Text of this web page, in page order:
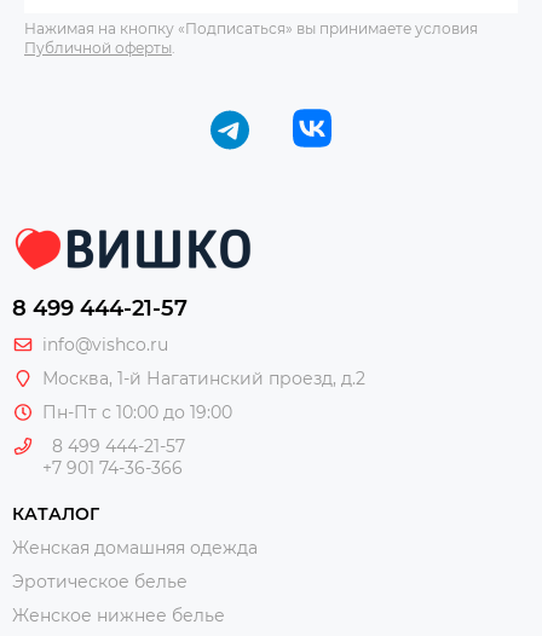
Нажимая на кнопку «Подписаться» вы принимаете условия
Публичной оферты
8 499 444-21-57
info@vishco.ru
Москва, 1-й Нагатинский проезд, д.2
Пн-Пт с 10:00 до 19:00
8 499 444-21-57
+7 901 74-36-366
КАТАЛОГ
Женская домашняя одежда
Эротическое белье
Женское нижнее белье